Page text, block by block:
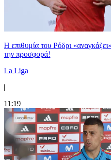
Η επιθυμία του Ρόδρι
την προσφορά!
La Liga
|
11:19